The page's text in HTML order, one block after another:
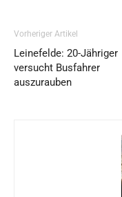
Vorheriger Artikel
Leinefelde: 20-Jähriger
versucht Busfahrer
auszurauben